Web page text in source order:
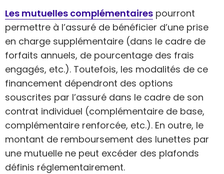
Les mutuelles complémentaires pourront
permettre à l’assuré de bénéficier d’une prise
en charge supplémentaire (dans le cadre de
forfaits annuels, de pourcentage des frais
engagés, etc.). Toutefois, les modalités de ce
financement dépendront des options
souscrites par l’assuré dans le cadre de son
contrat individuel (complémentaire de base,
complémentaire renforcée, etc.). En outre, le
montant de remboursement des lunettes par
une mutuelle ne peut excéder des plafonds
définis réglementairement.